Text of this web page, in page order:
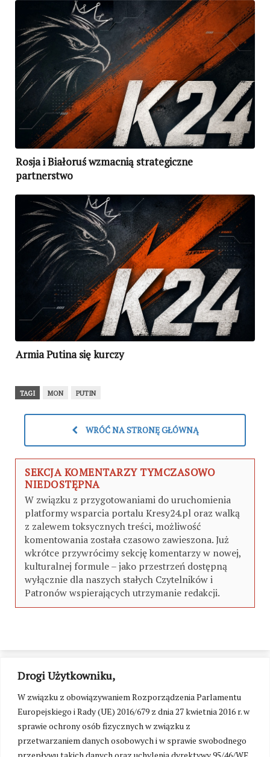
Drogi Użytkowniku,
W związku z obowiązywaniem Rozporządzenia Parlamentu
Europejskiego i Rady (UE) 2016/679 z dnia 27 kwietnia 2016 r. w
sprawie ochrony osób fizycznych w związku z
przetwarzaniem danych osobowych i w sprawie swobodnego
przepływu takich danych oraz uchylenia dyrektywy 95/46/WE
Rosja i Białoruś wzmacnią strategiczne
partnerstwo
Armia Putina się kurczy
TAGI MON PUTIN
WRÓĆ NA STRONĘ GŁÓWNĄ
SEKCJA KOMENTARZY TYMCZASOWO
NIEDOSTĘPNA
W związku z przygotowaniami do uruchomienia
platformy wsparcia portalu Kresy24.pl oraz walką
z zalewem toksycznych treści, możliwość
komentowania została czasowo zawieszona. Już
wkrótce przywrócimy sekcję komentarzy w nowej,
kulturalnej formule – jako przestrzeń dostępną
wyłącznie dla naszych stałych Czytelników i
Patronów wspierających utrzymanie redakcji.